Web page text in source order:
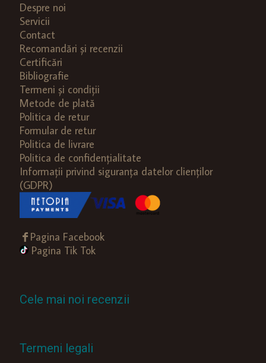
Despre noi
Servicii
Contact
Recomandări și recenzii
Certificări
Bibliografie
Termeni și condiții
Metode de plată
Politica de retur
Formular de retur
Politica de livrare
Politica de confidențialitate
Informații privind siguranța datelor clienților
(GDPR)
Pagina Facebook
Pagina Tik Tok
Cele mai noi recenzii
Termeni legali